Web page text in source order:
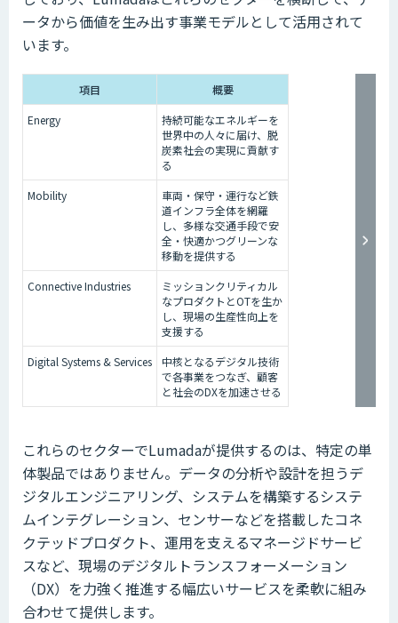
ータから価値を生み出す事業モデルとして活用されて
います。
項目
概要
Energy
持続可能なエネルギーを
世界中の人々に届け、脱
炭素社会の実現に貢献す
る
Mobility
車両・保守・運行など鉄
道インフラ全体を網羅
し、多様な交通手段で安
全・快適かつグリーンな
移動を提供する
Connective Industries
ミッションクリティカル
なプロダクトとOTを生か
し、現場の生産性向上を
支援する
Digital Systems & Services
中核となるデジタル技術
で各事業をつなぎ、顧客
と社会のDXを加速させる
これらのセクターでLumadaが提供するのは、特定の単
体製品ではありません。データの分析や設計を担うデ
ジタルエンジニアリング、システムを構築するシステ
ムインテグレーション、センサーなどを搭載したコネ
クテッドプロダクト、運用を支えるマネージドサービ
スなど、現場のデジタルトランスフォーメーション
（DX）を力強く推進する幅広いサービスを柔軟に組み
合わせて提供します。